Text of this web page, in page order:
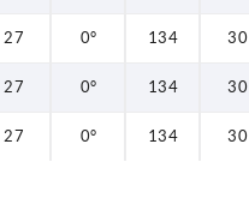
27 0° 134 30
27 0° 134 30
27 0° 134 30